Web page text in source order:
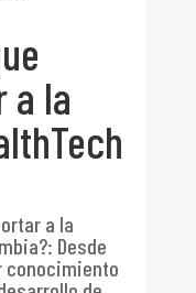
a la
a la
: Desde
conocimiento